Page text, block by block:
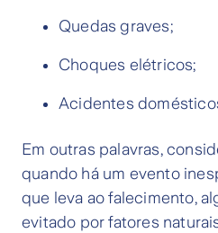
Quedas graves;
Choques elétricos;
Acidentes
Em outras palavras,
quando há um evento
que leva ao falecimento,
evitado por fatores